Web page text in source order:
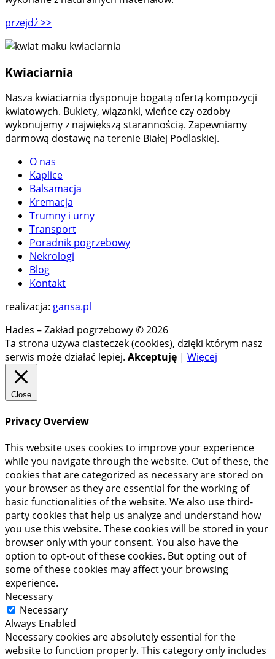
przejdź>>
Kwiaciarnia
Nasza kwiaciarnia dysponuje bogatą ofertą kompozycji
kwiatowych. Bukiety, wiązanki, wieńce czy ozdoby
wykonujemy z największą starannością. Zapewniamy
darmową dostawę na terenie Białej Podlaskiej.
O nas
Kaplice
Balsamacja
Kremacja
Trumny i urny
Transport
Poradnik pogrzebowy
Nekrologi
Blog
Kontakt
realizacja: gansa.pl
Hades – Zakład pogrzebowy © 2026
Ta strona używa ciasteczek (cookies), dzięki którym nasz
serwis może działać lepiej. Akceptuję | Więcej
Close
Privacy Overview
This website uses cookies to improve your experience
while you navigate through the website. Out of these, the
cookies that are categorized as necessary are stored on
your browser as they are essential for the working of
basic functionalities of the website. We also use third-
party cookies that help us analyze and understand how
you use this website. These cookies will be stored in your
browser only with your consent. You also have the
option to opt-out of these cookies. But opting out of
some of these cookies may affect your browsing
experience.
Necessary
Necessary
Always Enabled
Necessary cookies are absolutely essential for the
website to function properly. This category only includes